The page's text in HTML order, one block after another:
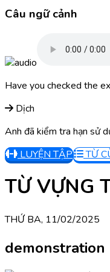
Câu ngữ cảnh
Have you checked the
Dịch
Anh đã kiểm tra hạn sử
LUYỆN TẬP
TỪ
TỪ VỰNG
THỨ BA, 11/02/2025
demonstration